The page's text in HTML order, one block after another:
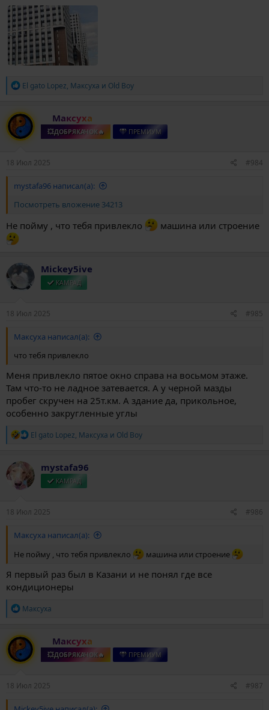
Р
к
ц
и
и
El gato Lopez, Максуха и Old Boy
Максуха
💥ДОБРЯКАЧОК🔥 ПРЕМИУМ
18 Июл 2025 #984
mystafa96 написал(а):
Посмотреть вложение 34213
Не пойму , что тебя привлекло машина или строение
Mickey5ive
КАМРАД
18 Июл 2025 #985
Максуха написал(а):
что тебя привлекло
Меня привлекло пятое окно справа на восьмом этаже.
Там что-то не ладное затевается. А у черной мазды
пробег скручен на 25т.км. А здание да, прикольное,
особенно закругленные углы
Р
к
ц
и
El gato Lopez, Максуха и Old Boy
mystafa96
КАМРАД
18 Июл 2025 #986
Максуха написал(а):
Не пойму , что тебя привлекло
машина или строение
Я первый раз был в Казани и не понял где все
кондиционеры
Р
к
ц
и
и
Максуха
Максуха
💥ДОБРЯКАЧОК🔥 ПРЕМИУМ
18 Июл 2025 #987